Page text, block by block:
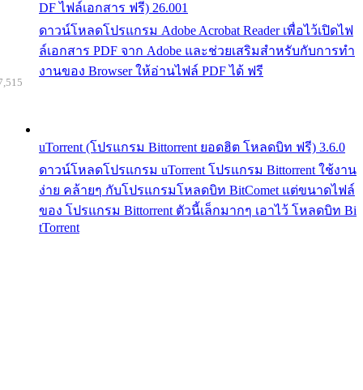
DF ไฟล์เอกสาร ฟรี) 26.001
ดาวน์โหลดโปรแกรม Adobe Acrobat Reader เพื่อไว้เปิดไฟ
ล์เอกสาร PDF จาก Adobe และช่วยเสริมสำหรับกับการทำ
งานของ Browser ให้อ่านไฟล์ PDF ได้ ฟรี
uTorrent (โปรแกรม Bittorrent ยอดฮิต โหลดบิท ฟรี) 3.6.0
ดาวน์โหลดโปรแกรม uTorrent โปรแกรม Bittorrent ใช้งาน
ง่าย คล้ายๆ กับโปรแกรมโหลดบิท BitComet แต่ขนาดไฟล์
ของ โปรแกรม Bittorrent ตัวนี้เล็กมากๆ เอาไว้ โหลดบิท Bi
tTorrent